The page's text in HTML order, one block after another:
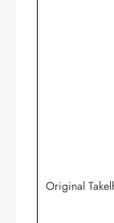
Original